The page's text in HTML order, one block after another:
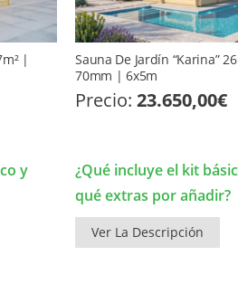
|
y
Sauna De Jardín “Karina”
70mm | 6x5m
Precio:23.650,00€
¿Qué incluye el kit
qué extras por añadir?
Ver La Descripción